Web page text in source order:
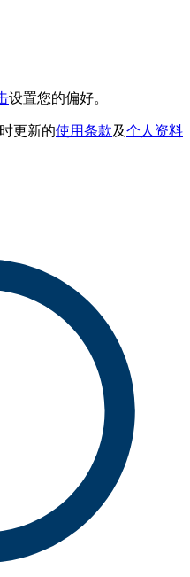
设置您的偏好。
更新的使用条款及个人资料